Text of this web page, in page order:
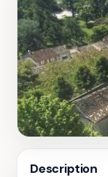
Description